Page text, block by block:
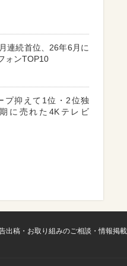
連続首位、26年6月に
ォンTOP10
プ抑えて1位・2位独
に売れた4Kテレビ
出稿・お取り組みのご相談・情報掲